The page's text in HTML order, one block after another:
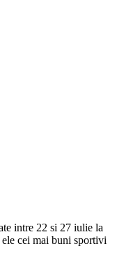
intre 22 si 27 iulie la
cei mai buni sportivi